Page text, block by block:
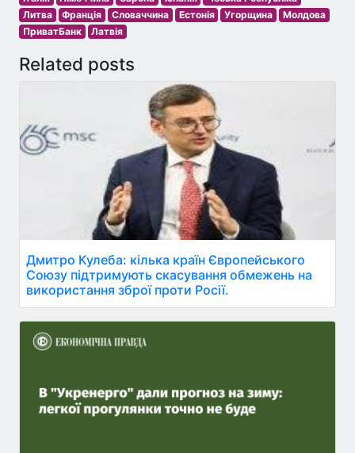
Литва
Франція Словаччина Естонія Угорщина
Молдова
ПриватБанк
Латвія
Related posts
Дмитро Кулеба: кілька країн Європейського
Союзу підтримують скасування обмежень на
використання зброї проти Росії.